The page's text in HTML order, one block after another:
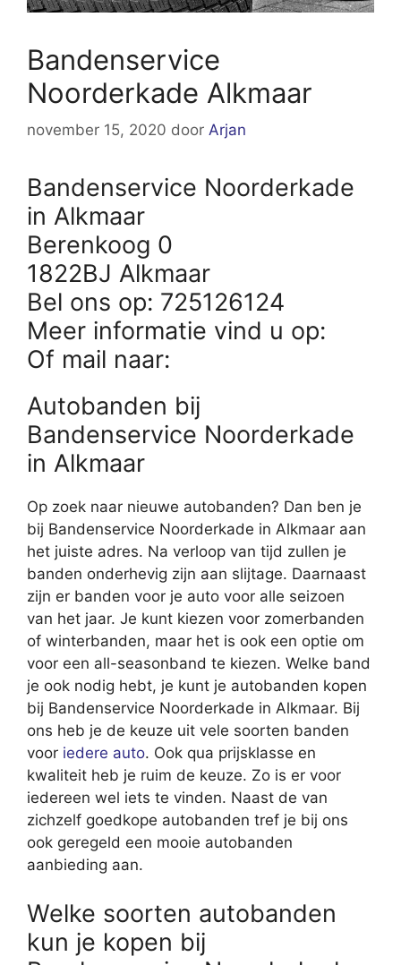
Bandenservice
Noorderkade Alkmaar
november 15, 2020 door Arjan
Bandenservice Noorderkade
in Alkmaar
Berenkoog 0
1822BJ Alkmaar
Bel ons op: 725126124
Meer informatie vind u op:
Of mail naar:
Autobanden bij
Bandenservice Noorderkade
in Alkmaar
Op zoek naar nieuwe autobanden? Dan ben je
bij Bandenservice Noorderkade in Alkmaar aan
het juiste adres. Na verloop van tijd zullen je
banden onderhevig zijn aan slijtage. Daarnaast
zijn er banden voor je auto voor alle seizoen
van het jaar. Je kunt kiezen voor zomerbanden
of winterbanden, maar het is ook een optie om
voor een all-seasonband te kiezen. Welke band
je ook nodig hebt, je kunt je autobanden kopen
bij Bandenservice Noorderkade in Alkmaar. Bij
ons heb je de keuze uit vele soorten banden
voor iedere auto. Ook qua prijsklasse en
kwaliteit heb je ruim de keuze. Zo is er voor
iedereen wel iets te vinden. Naast de van
zichzelf goedkope autobanden tref je bij ons
ook geregeld een mooie autobanden
aanbieding aan.
Welke soorten autobanden
kun je kopen bij